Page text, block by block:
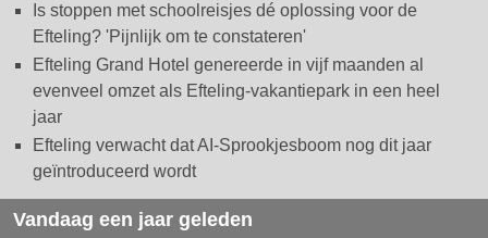
Is stoppen met schoolreisjes dé oplossing voor de
Efteling? 'Pijnlijk om te constateren'
Efteling Grand Hotel genereerde in vijf maanden al
evenveel omzet als Efteling-vakantiepark in een heel
jaar
Efteling verwacht dat AI-Sprookjesboom nog dit jaar
geïntroduceerd wordt
Vandaag een jaar geleden